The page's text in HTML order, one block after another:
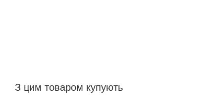
З цим товаром купують